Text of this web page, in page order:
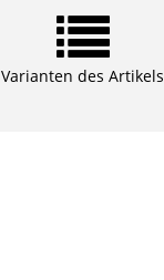
Varianten des Artikels